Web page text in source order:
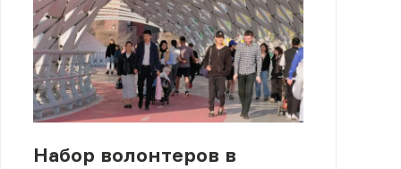
Набор волонтеров в